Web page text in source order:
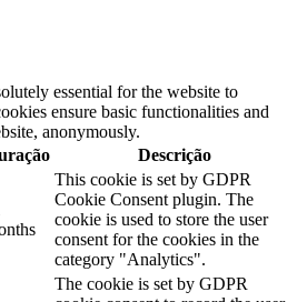
essential for the website to
ensure basic functionalities and
anonymously.
Descrição
This cookie is set by GDPR
Cookie Consent plugin. The
cookie is used to store the user
consent for the cookies in the
category "Analytics".
The cookie is set by GDPR